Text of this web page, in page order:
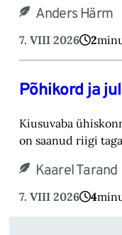
Anders Härm
7. VIII 2026 2
Põhikord ja
Kiusuvaba
on saanud riigi
Kaarel Tarand
7. VIII 2026 4